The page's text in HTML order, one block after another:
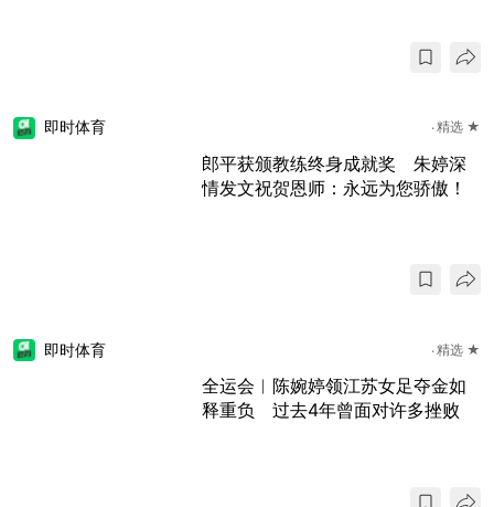
即时体育 精选 ★
郎平获颁教练终身成就奖 朱婷深
情发文祝贺恩师：永远为您骄傲！
即时体育 精选 ★
全运会︱陈婉婷领江苏女足夺金如
释重负 过去4年曾面对许多挫败